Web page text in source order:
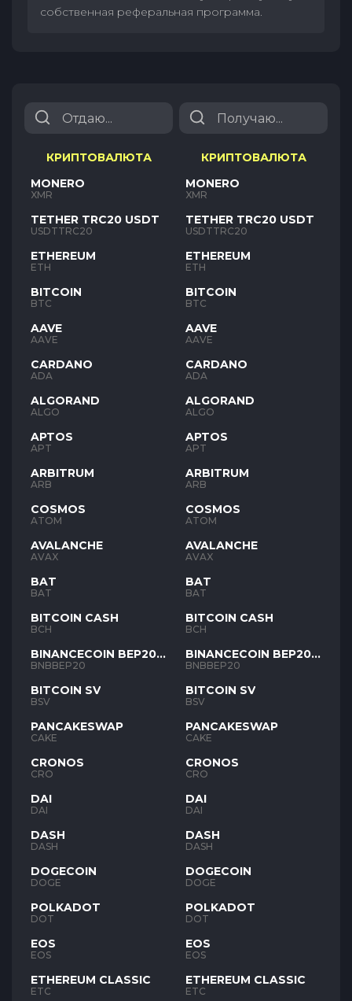
собственная реферальная программа.
КРИПТОВАЛЮТА
MONERO
XMR
TETHER TRC20 USDT
USDTTRC20
ETHEREUM
ETH
BITCOIN
BTC
AAVE
AAVE
CARDANO
ADA
ALGORAND
ALGO
APTOS
APT
ARBITRUM
ARB
COSMOS
ATOM
AVALANCHE
AVAX
BAT
BAT
BITCOIN CASH
BCH
BINANCECOIN BEP20
BNB
BNBBEP20
BITCOIN SV
BSV
PANCAKESWAP
CAKE
CRONOS
CRO
DAI
DAI
DASH
DASH
DOGECOIN
DOGE
POLKADOT
DOT
EOS
EOS
ETHEREUM CLASSIC
ETC
КРИПТОВАЛЮТА
MONERO
XMR
TETHER TRC20 USDT
USDTTRC20
ETHEREUM
ETH
BITCOIN
BTC
AAVE
AAVE
CARDANO
ADA
ALGORAND
ALGO
APTOS
APT
ARBITRUM
ARB
COSMOS
ATOM
AVALANCHE
AVAX
BAT
BAT
BITCOIN CASH
BCH
BINANCECOIN BEP20
BNB
BNBBEP20
BITCOIN SV
BSV
PANCAKESWAP
CAKE
CRONOS
CRO
DAI
DAI
DASH
DASH
DOGECOIN
DOGE
POLKADOT
DOT
EOS
EOS
ETHEREUM CLASSIC
ETC